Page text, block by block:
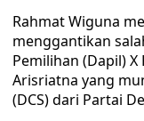
Rahmat Wiguna
menggantikan
Pemilihan (Dapil)
Arisriatna yang
(DCS) dari Partai